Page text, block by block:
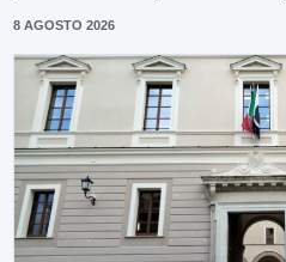
8 AGOSTO 2026